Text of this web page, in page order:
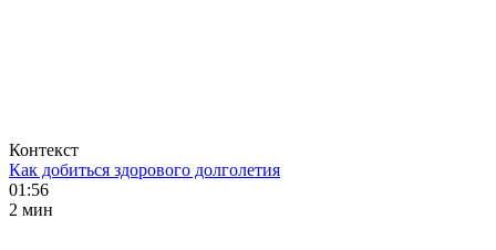
Контекст
Как добиться здорового долголетия
01:56
2 мин